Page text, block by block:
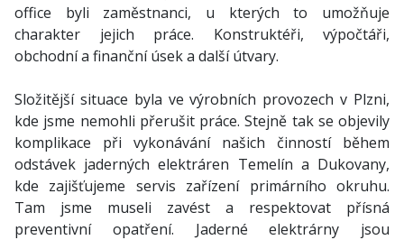
office byli zaměstnanci, u kterých to umožňuje
charakter jejich práce. Konstruktéři, výpočtáři,
obchodní a finanční úsek a další útvary.
Složitější situace byla ve výrobních provozech v Plzni,
kde jsme nemohli přerušit práce. Stejně tak se objevily
komplikace při vykonávání našich činností během
odstávek jaderných elektráren Temelín a Dukovany,
kde zajišťujeme servis zařízení primárního okruhu.
Tam jsme museli zavést a respektovat přísná
preventivní opatření. Jaderné elektrárny jsou